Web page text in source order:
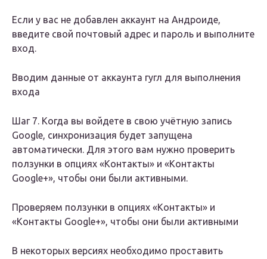
Если у вас не добавлен аккаунт на Андроиде,
введите свой почтовый адрес и пароль и выполните
вход.
Вводим данные от аккаунта гугл для выполнения
входа
Шаг 7. Когда вы войдете в свою учётную запись
Google, синхронизация будет запущена
автоматически. Для этого вам нужно проверить
ползунки в опциях «Контакты» и «Контакты
Google+», чтобы они были активными.
Проверяем ползунки в опциях «Контакты» и
«Контакты Google+», чтобы они были активными
В некоторых версиях необходимо проставить